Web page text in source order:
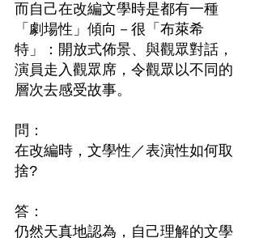
而自己在改編文學時是都有一種
「劇場性」傾向－很「布萊希
特」：開放式佈景、與觀眾對話，
演員走入觀眾席，令觀眾以不同的
層次去感受故事。
問：
在改編時，文學性／表演性如何取
捨?
答：
仍然天真地認為，自己理解的文學